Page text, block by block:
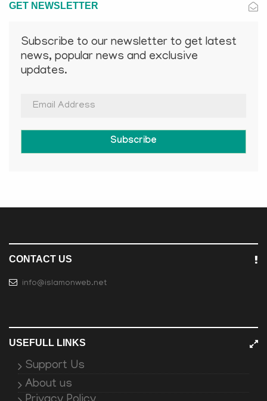
GET NEWSLETTER
Subscribe to our newsletter to get latest
news, popular news and exclusive
updates.
Subscribe
CONTACT US
info@islamonweb.net
USEFULL LINKS
Support Us
About us